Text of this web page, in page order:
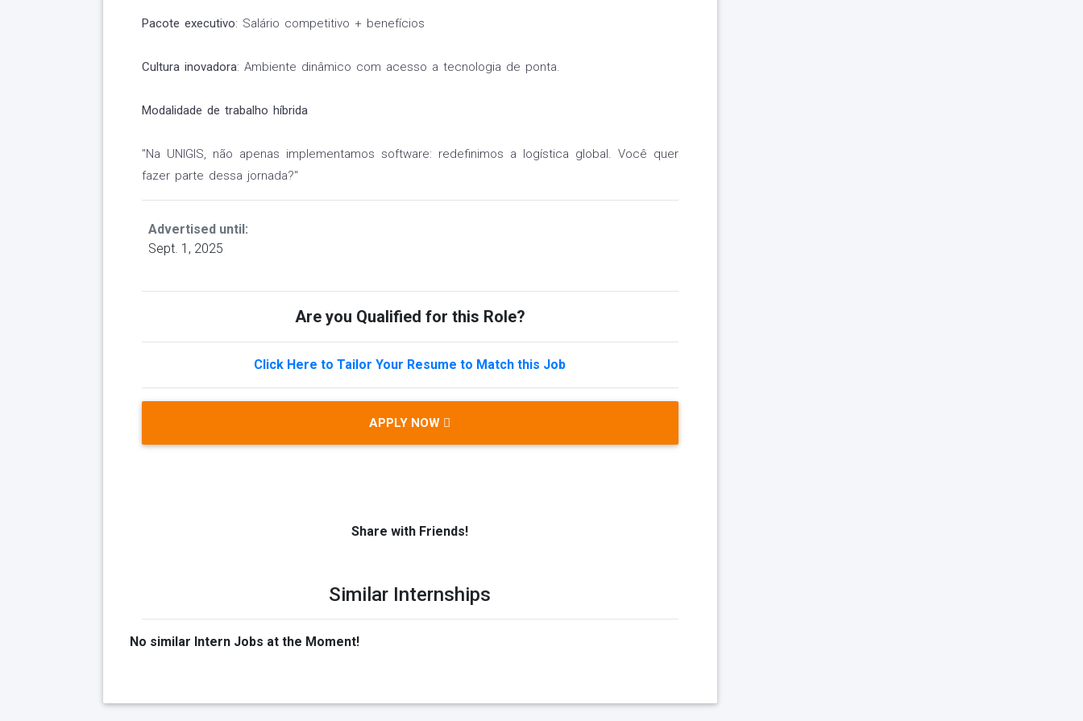
Pacote executivo: Salário competitivo + benefícios
Cultura inovadora: Ambiente dinâmico com acesso a tecnologia de ponta.
Modalidade de trabalho híbrida
"Na UNIGIS, não apenas implementamos software: redefinimos a logística global. Você quer
fazer parte dessa jornada?"
Advertised until:
Sept. 1, 2025
Are you Qualified for this Role?
Click Here to Tailor Your Resume to Match this Job
APPLY NOW
Share with Friends!
Similar Internships
No similar Intern Jobs at the Moment!